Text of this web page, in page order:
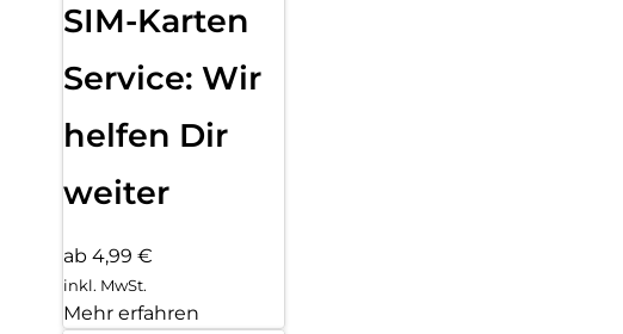
SIM-Karten
Service: Wir
helfen Dir
weiter
ab 4,99 €
inkl. MwSt.
Mehr erfahren